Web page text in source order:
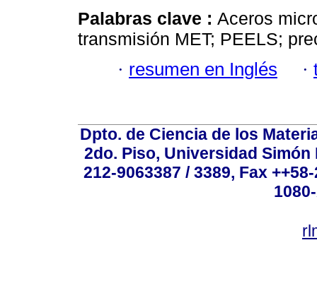
Palabras clave : Aceros
transmisión MET; PEELS;
· resumen en Inglés ·
Dpto. de Ciencia de los
2do. Piso, Universidad
212-9063387 / 3389, Fax